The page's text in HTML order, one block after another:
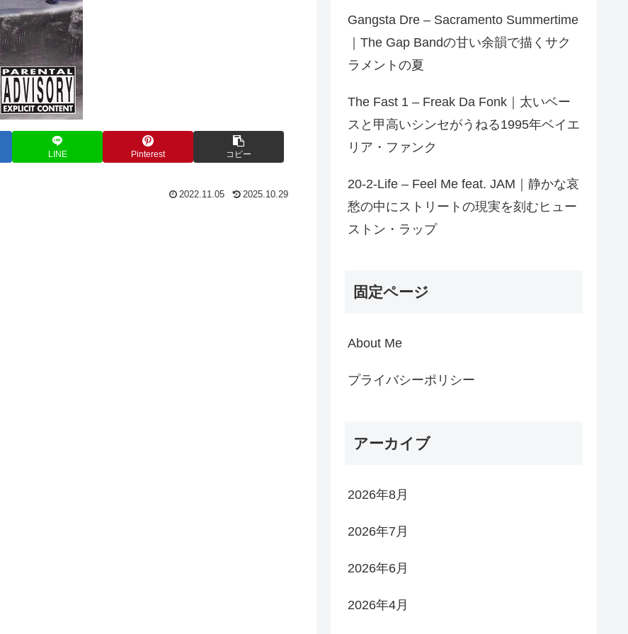
LINE Pinterest コピー
2022.11.05 2025.10.29
Gangsta Dre – Sacramento Summertime
｜The Gap Bandの甘い余韻で描くサク
ラメントの夏
The Fast 1 – Freak Da Fonk｜太いベー
スと甲高いシンセがうねる1995年ベイエ
リア・ファンク
20-2-Life – Feel Me feat. JAM｜静かな哀
愁の中にストリートの現実を刻むヒュー
ストン・ラップ
固定ページ
About Me
プライバシーポリシー
アーカイブ
2026年8月
2026年7月
2026年6月
2026年4月